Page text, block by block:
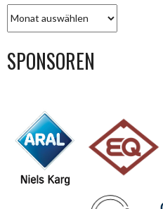
ARCHIV
SPONSOREN